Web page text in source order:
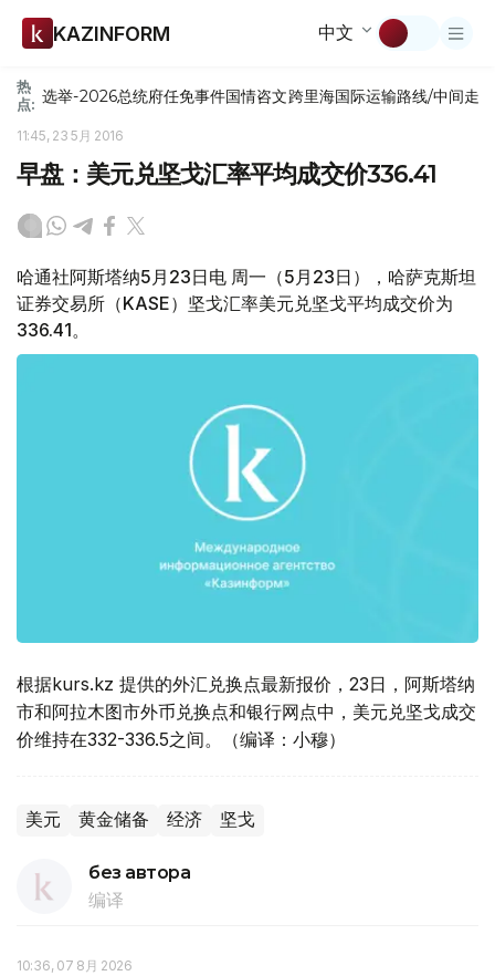
KAZINFORM 中文
热
点: 选举-2026总统府任免事件国情咨文跨里海国际运输路线/中间走廊
11:45, 23 5月 2016
早盘：美元兑坚戈汇率平均成交价336.41
哈通社阿斯塔纳5月23日电 周一（5月23日），哈萨克斯坦
证券交易所（KASE）坚戈汇率美元兑坚戈平均成交价为
336.41。
根据kurs.kz 提供的外汇兑换点最新报价，23日，阿斯塔纳
市和阿拉木图市外币兑换点和银行网点中，美元兑坚戈成交
价维持在332-336.5之间。（编译：小穆）
美元 黄金储备 经济 坚戈
без автора
编译
10:36, 07 8月 2026